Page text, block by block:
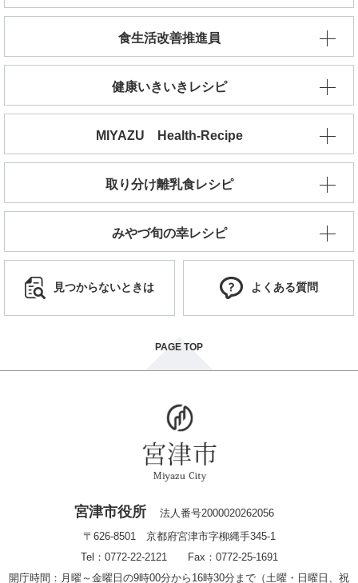
食生活改善推進員
健康いきいきレシピ
MIYAZU Health-Recipe
取り分け離乳食レシピ
みやづ旬の幸レシピ
見つからないときは よくある質問
PAGE TOP
宮津市役所
法人番号2000020262056
〒626-8501 京都府宮津市字柳縄手345-1
Tel：0772-22-2121 Fax：0772-25-1691
開庁時間：月曜～金曜日の9時00分から16時30分まで（土曜・日曜日、祝